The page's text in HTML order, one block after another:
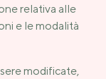
relativa alle
e le modalità
modificate,